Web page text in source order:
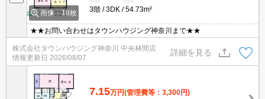
画像：18枚
3階
3DK 54.73m²
★★お問い合わせはタウンハウジング神奈川まで★★
株式会社タウンハウジング神奈川 中央林間店
情報更新日 2026/08/07
詳細を見る
7.15万円(管理費等：3,300円)